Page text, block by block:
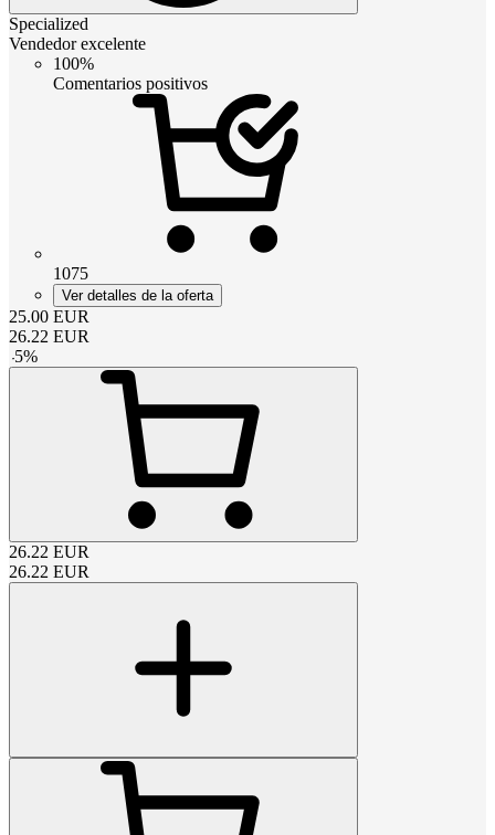
Specialized
Vendedor excelente
100%
Comentarios positivos
1075
Ver detalles de la oferta
25.00 EUR
26.22 EUR
-5%
26.22 EUR
26.22 EUR